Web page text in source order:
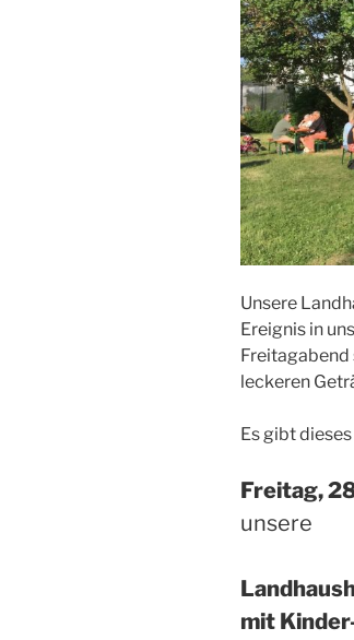
Unsere
Ereignis in
leckeren
Es gibt
Freitag,
unsere
mit